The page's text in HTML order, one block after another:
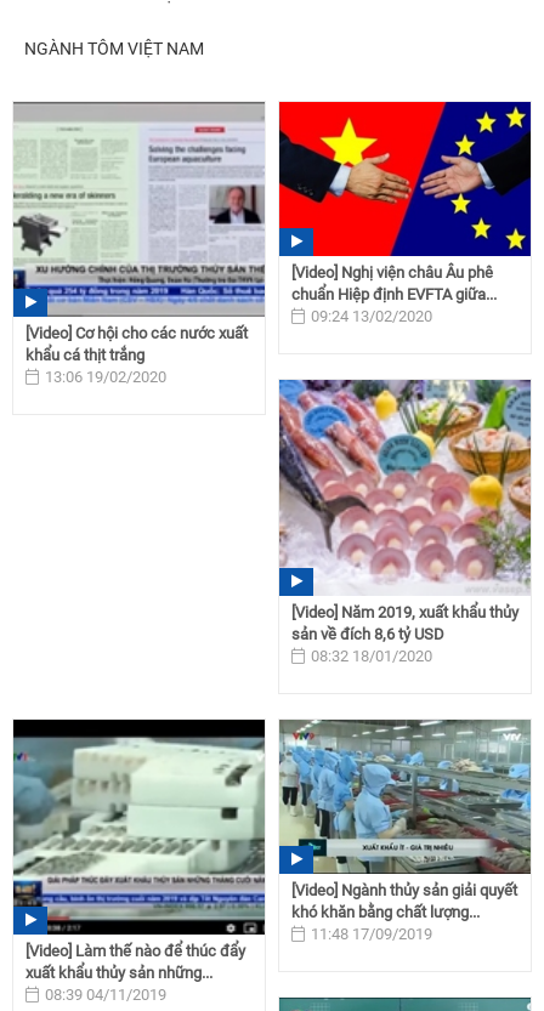
NGÀNH TÔM VIỆT NAM
[Video] Cơ hội cho các nước xuất
khẩu cá thịt trắng
13:06 19/02/2020
[Video] Nghị viện châu Âu phê
chuẩn Hiệp định EVFTA giữa...
09:24 13/02/2020
[Video] Năm 2019, xuất khẩu thủy
sản về đích 8,6 tỷ USD
08:32 18/01/2020
[Video] Làm thế nào để thúc đẩy
xuất khẩu thủy sản những...
08:39 04/11/2019
[Video] Ngành thủy sản giải quyết
khó khăn bằng chất lượng...
11:48 17/09/2019